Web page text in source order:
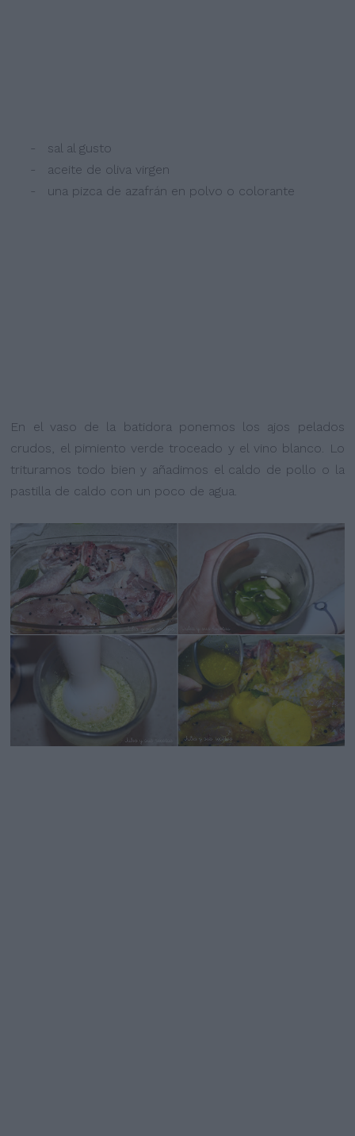
- sal al gusto
- aceite de oliva virgen
- una pizca de azafrán en polvo o colorante
En el vaso de la batidora ponemos los ajos pelados
crudos, el pimiento verde troceado y el vino blanco. Lo
trituramos todo bien y añadimos el caldo de pollo o la
pastilla de caldo con un poco de agua.